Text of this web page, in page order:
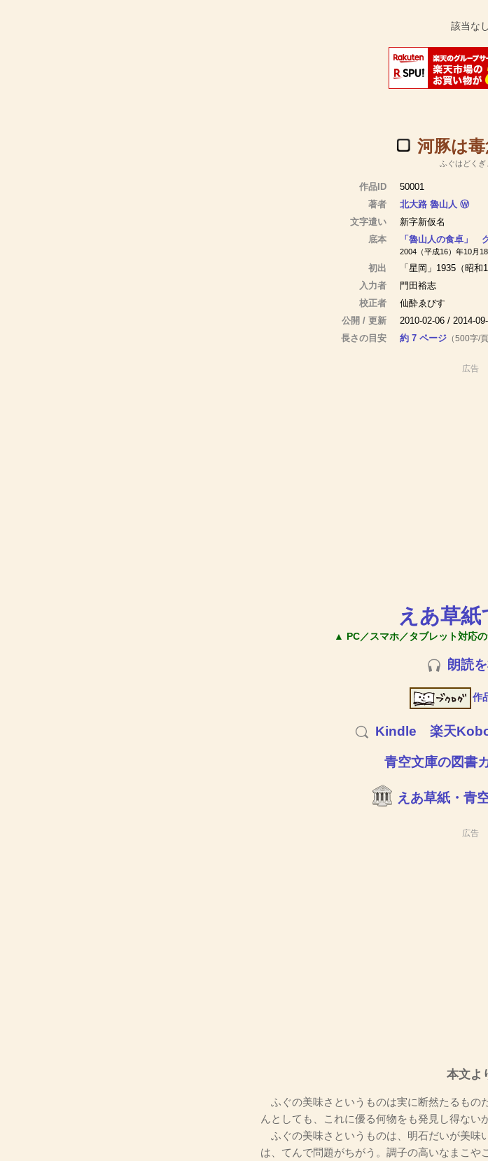
河豚は
ふぐはどくぎ
作品ID
50001
著者
北大路 魯山人 Ⓦ
文字遣い
新字新仮名
底本
「魯山人の食卓」
2004（平成16）年10月18
初出
「星岡」1935（昭和
入力者
門田裕志
校正者
仙酔ゑびす
公開 / 更新
2010-02-06 / 2014-
長さの目安
約 7 ページ （500字/
広告
えあ草紙
▲ PC／スマホ／タブレット対応
朗読
作
Kindle 楽天
青空文庫の図書
えあ草紙・青
広告
本文よ
ふぐの美味さというものは実に断然たるも
んとしても、これに優る何物をも発見し得ない
ふぐの美味さというものは、明石だいが美味
は、てんで問題がちがう。調子の高いなまこや